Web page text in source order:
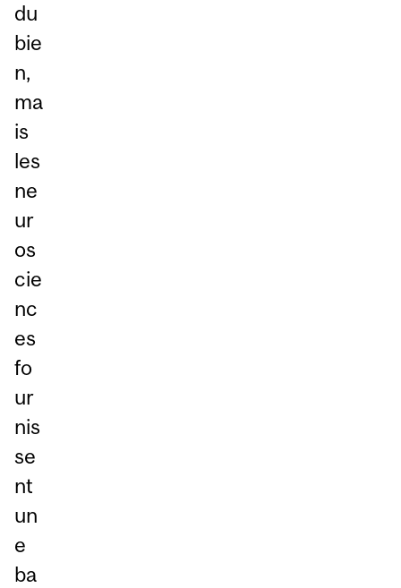
du
bie
n,
ma
is
les
ne
ur
os
cie
nc
es
fo
ur
nis
se
nt
un
e
ba